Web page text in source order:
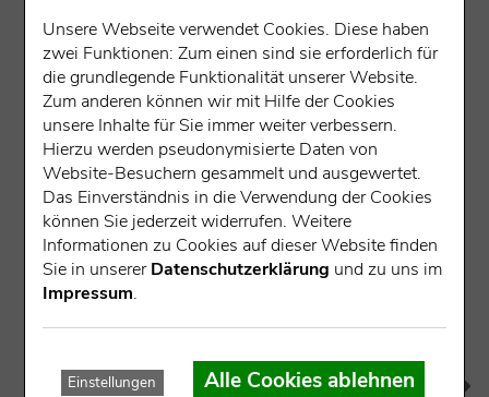
Ferienwohnung (Betrieb)
Ferienwohnung Familie
Huber
Keibichlstraße 8, 82541 Münsing
Unsere Webseite verwendet Cookies. Diese haben
zwei Funktionen: Zum einen sind sie erforderlich für
die grundlegende Funktionalität unserer Website.
Zum anderen können wir mit Hilfe der Cookies
unsere Inhalte für Sie immer weiter verbessern.
Hierzu werden pseudonymisierte Daten von
Website-Besuchern gesammelt und ausgewertet.
Das Einverständnis in die Verwendung der Cookies
können Sie jederzeit widerrufen. Weitere
Informationen zu Cookies auf dieser Website finden
Sie in unsererDatenschutzerklärung und zu uns im
Impressum.
Einstellungen
Alle Cookies ablehnen